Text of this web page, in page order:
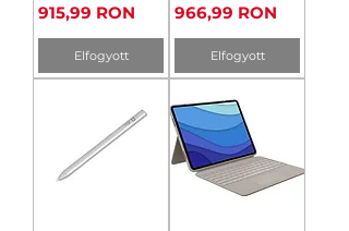
Ár
915,99 RON
Elfogyott
Ár
966,99 RON
Elfogyott